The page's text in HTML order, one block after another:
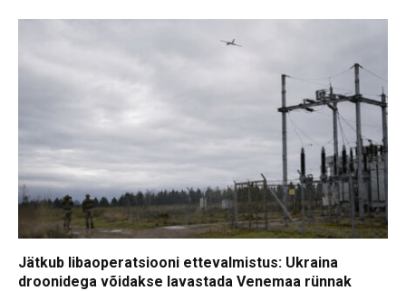
Jätkub libaoperatsiooni ettevalmistus: Ukraina
droonidega võidakse lavastada Venemaa rünnak